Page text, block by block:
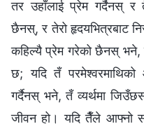
तर उहाँलाई प्रेम गर्दैनस् र
छैनस्, र तेरो हृदयभित्रबाट
कहिल्यै प्रेम गरेको छैनस् भने,
छ; यदि तँ परमेश्‍वरमाथिको
गर्दैनस् भने, तँ व्यर्थमा
जीवन हो। यदि तैँले आफ्नो